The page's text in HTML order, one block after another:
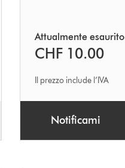
Attualmente esaurito
CHF 10.00
Il prezzo include l’IVA
Notificami